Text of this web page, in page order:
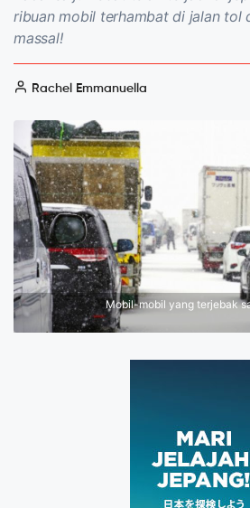
ribuan mobil terhambat di jalan tol
massal!
Rachel Emmanuella
Mobil-mobil yang terjebak